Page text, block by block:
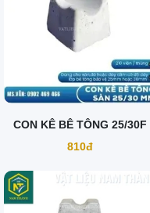
CON KÊ BÊ TÔNG 25/30F
810đ